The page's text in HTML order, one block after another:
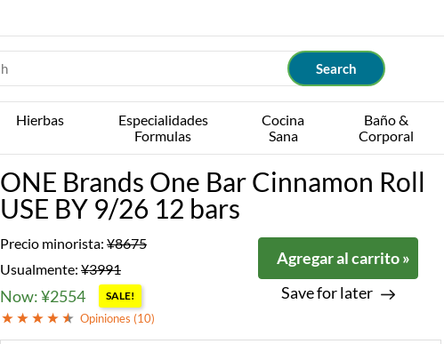
Hierbas
Especialidades
Formulas
Cocina
Sana
Baño &
Corporal
ONE Brands One Bar Cinnamon Roll
USE BY 9/26 12 bars
Precio minorista: ¥8675
Usualmente: ¥3991
Now: ¥2554 SALE!
Opiniones (10)
Agregar al carrito »
Save for later